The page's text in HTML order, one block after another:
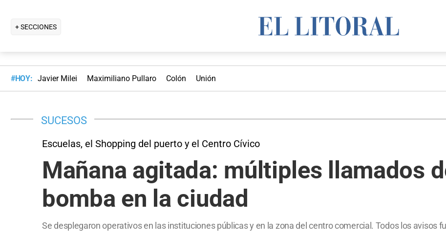
+ SECCIONES
#HOY: Javier Milei Maximiliano Pullaro Colón Unión
SUCESOS
Escuelas, el Shopping del puerto y el Centro Cívico
Mañana agitada: múltiples llamados
bomba en la ciudad
Se desplegaron operativos en las instituciones públicas y en la zona del centro comercial. Todos los avisos